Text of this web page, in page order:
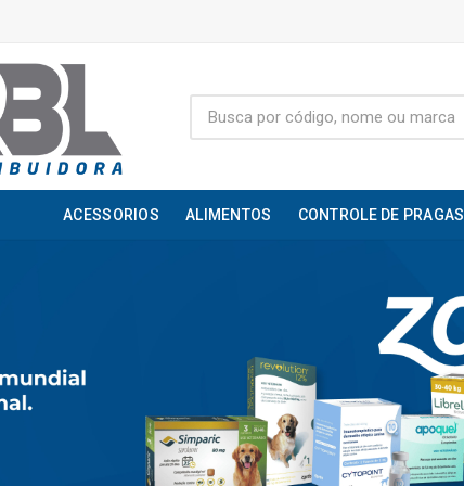
ACESSORIOS ALIMENTOS CONTROLE DE PRAGAS